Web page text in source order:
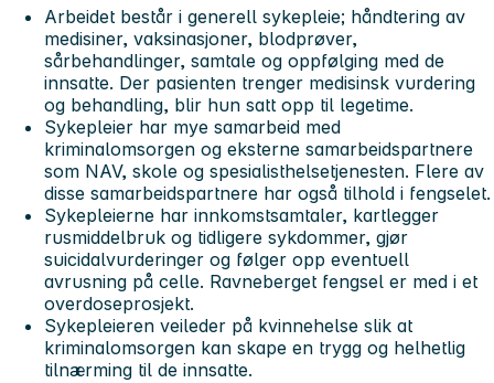
Arbeidet består i generell sykepleie; håndtering av
medisiner, vaksinasjoner, blodprøver,
sårbehandlinger, samtale og oppfølging med de
innsatte. Der pasienten trenger medisinsk vurdering
og behandling, blir hun satt opp til legetime.
Sykepleier har mye samarbeid med
kriminalomsorgen og eksterne samarbeidspartnere
som NAV, skole og spesialisthelsetjenesten. Flere av
disse samarbeidspartnere har også tilhold i fengselet.
Sykepleierne har innkomstsamtaler, kartlegger
rusmiddelbruk og tidligere sykdommer, gjør
suicidalvurderinger og følger opp eventuell
avrusning på celle. Ravneberget fengsel er med i et
overdoseprosjekt.
Sykepleieren veileder på kvinnehelse slik at
kriminalomsorgen kan skape en trygg og helhetlig
tilnærming til de innsatte.